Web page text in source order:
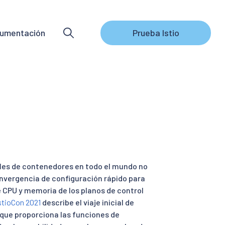
Prueba Istio
de contenedores en todo el mundo no
de configuración rápido para
y memoria de los planos de control
2021 describe el viaje inicial de
proporciona las funciones de